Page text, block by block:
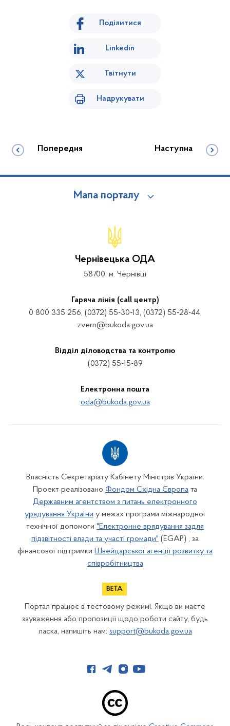
Поділитися
Linkedin
Твітнути
Надрукувати
Попередня Наступна
Мапа порталу
Чернівецька ОДА
58700, м. Чернівці
Гаряча лінія (call центр)
0 800 335 256, (0372) 55-30-13, (0372) 55-28-44,
zvern@bukoda.gov.ua
Відділ діловодства та контролю
(0372) 55-15-89
Електронна пошта
oda@bukoda.gov.ua
Власність Секретаріату Кабінету Міністрів України.
Проект реалізовано Фондом Східна Європа та
Державним агентством з питань електронного
урядування України у межах програми міжнародної
технічної допомоги "Електронне врядування задля
підзвітності влади та участі громади" (EGAP) , за
фінансової підтримки Швейцарської агенції розвитку та
співробітництва
Портал працює в тестовому режимі. Якщо ви маєте
зауваження або пропозиції щодо роботи сайту, будь
ласка, напишіть нам: support@bukoda.gov.ua